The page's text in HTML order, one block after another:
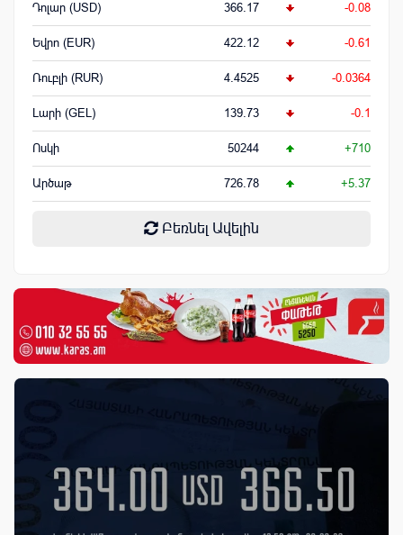
Դոլար (USD) 366.17 -0.08
Եվրո (EUR) 422.12 -0.61
Ռուբլի (RUR) 4.4525 -0.0364
Լարի (GEL) 139.73 -0.1
Ոսկի 50244 +710
Արծաթ 726.78 +5.37
Բեռնել Ավելին